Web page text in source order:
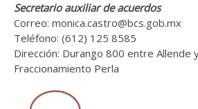
Secretario auxiliar de acuerdos
Correo: monica.castro@bcs.gob.mx
Teléfono: (612) 125 8585
Dirección: Durango 800 entre Allende
Fraccionamiento Perla